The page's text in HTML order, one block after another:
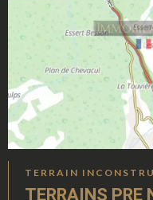
TERRAIN
TERRAINS PRE